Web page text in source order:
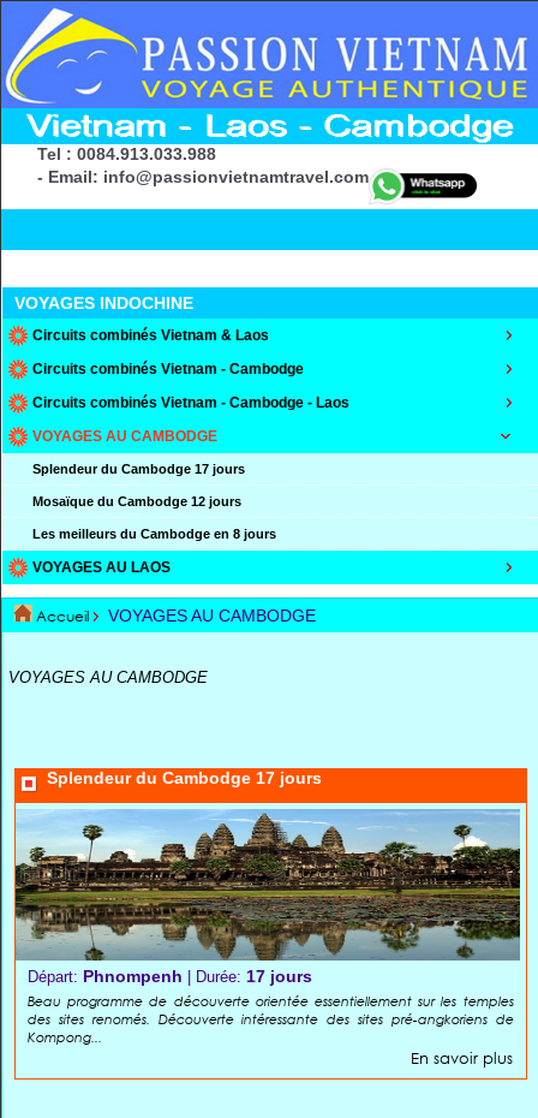
Tel : 0084.913.033.988
- Email: info@passionvietnamtravel.com
VOYAGES INDOCHINE
Circuits combinés Vietnam & Laos
Circuits combinés Vietnam - Cambodge
Circuits combinés Vietnam - Cambodge - Laos
VOYAGES AU CAMBODGE
Splendeur du Cambodge 17 jours
Mosaïque du Cambodge 12 jours
Les meilleurs du Cambodge en 8 jours
VOYAGES AU LAOS
Accueil VOYAGES AU CAMBODGE
VOYAGES AU CAMBODGE
Splendeur du Cambodge 17 jours
Départ: Phnompenh | Durée: 17 jours
Beau programme de découverte orientée essentiellement sur les temples
des sites renomés. Découverte intéressante des sites pré-angkoriens de
Kompong...
En savoir plus